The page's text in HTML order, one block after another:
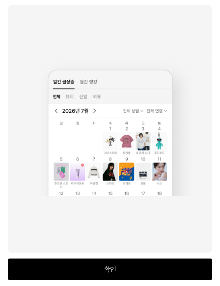
워싱 와이드 데님팬츠 빈
스탠다드에러
티 캣워싱 와이드 데님팬
츠 빈티지블루
9,900원
51명이 보는 중
맥우드건
다 그레이 쇼츠팬츠
40%
드 와이드 데님 팬츠 2컬
133
커스텀 원턱 디스트로이
드 와이드 다잉 데님 팬츠
134
mi Wide Denim Pants
확인